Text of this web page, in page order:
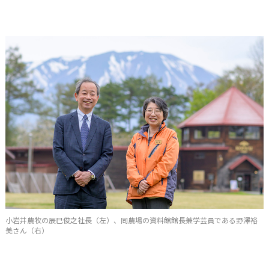
小岩井農牧の辰巳俊之社長（左）、同農場の資料館館長兼学芸員である野澤裕
美さん（右）